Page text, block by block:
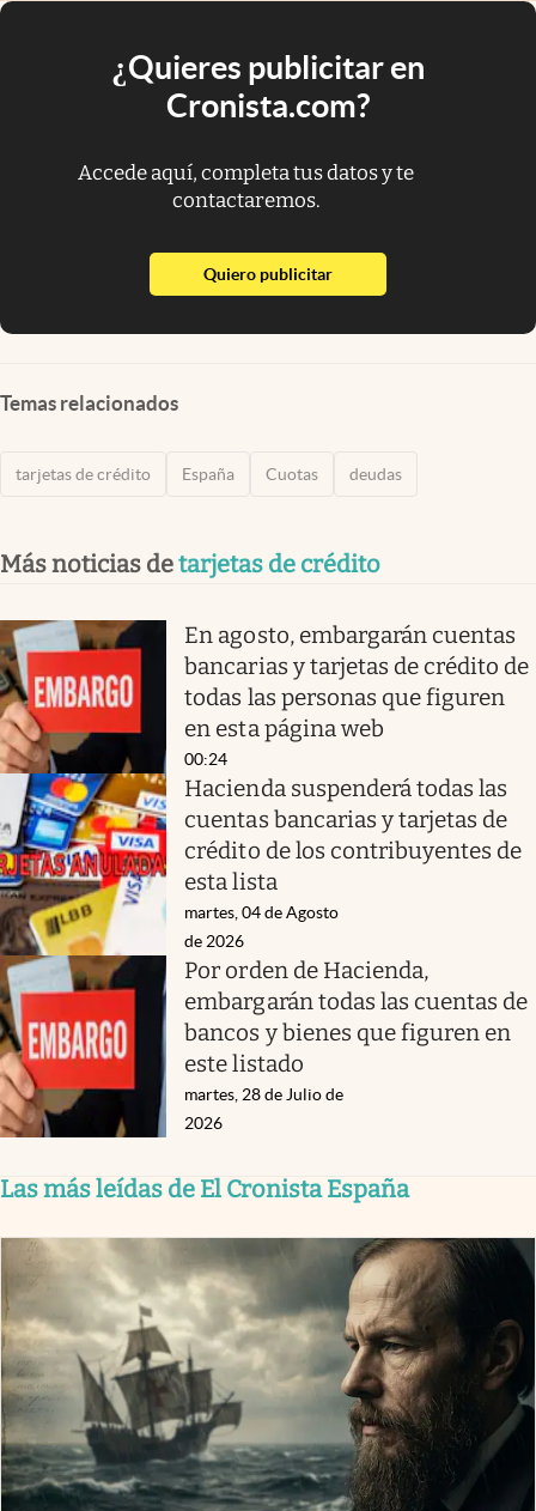
¿Quieres publicitar en
Cronista.com?
Accede aquí, completa tus datos y te
contactaremos.
Quiero publicitarabre en nueva pestaña
Temas relacionados
tarjetas de crédito España Cuotas deudas
Más noticias detarjetas de crédito
En agosto, embargarán cuentas
bancarias y tarjetas de crédito de
todas las personas que figuren
en esta página web
00:24
Hacienda suspenderá todas las
cuentas bancarias y tarjetas de
crédito de los contribuyentes de
esta lista
martes, 04 de Agosto
de 2026
Por orden de Hacienda,
embargarán todas las cuentas de
bancos y bienes que figuren en
este listado
martes, 28 de Julio de
2026
Las más leídas de El Cronista España